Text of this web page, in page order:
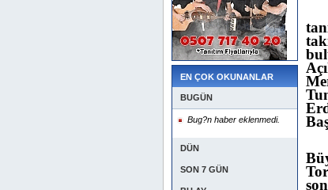
EN ÇOK OKUNANLAR
BUGÜN
Bug?n haber eklenmedi.
DÜN
SON 7 GÜN